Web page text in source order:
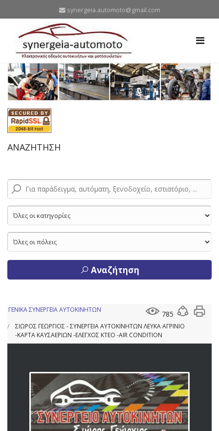
synergeia.automoto@gmail.com
ΑΝΑΖΗΤΗΣΗ
Αναζήτηση
785
ΓΕΝΙΚΑ ΣΥΝΕΡΓΕΙΑ ΑΥΤΟΚΙΝΗΤΩΝ
ΣΙΩΡΟΣ ΓΕΩΡΓΙΟΣ - ΣΥΝΕΡΓΕΙΑ ΑΥΤΟΚΙΝΗΤΩΝ ΛΕΥΚΑ ΑΓΡΙΝΙΟ
-ΚΑΡΤΑ ΚΑΥΣΑΕΡΙΩΝ -ΕΛΕΓΧΟΣ ΚΤΕΟ -AIR CONDITION